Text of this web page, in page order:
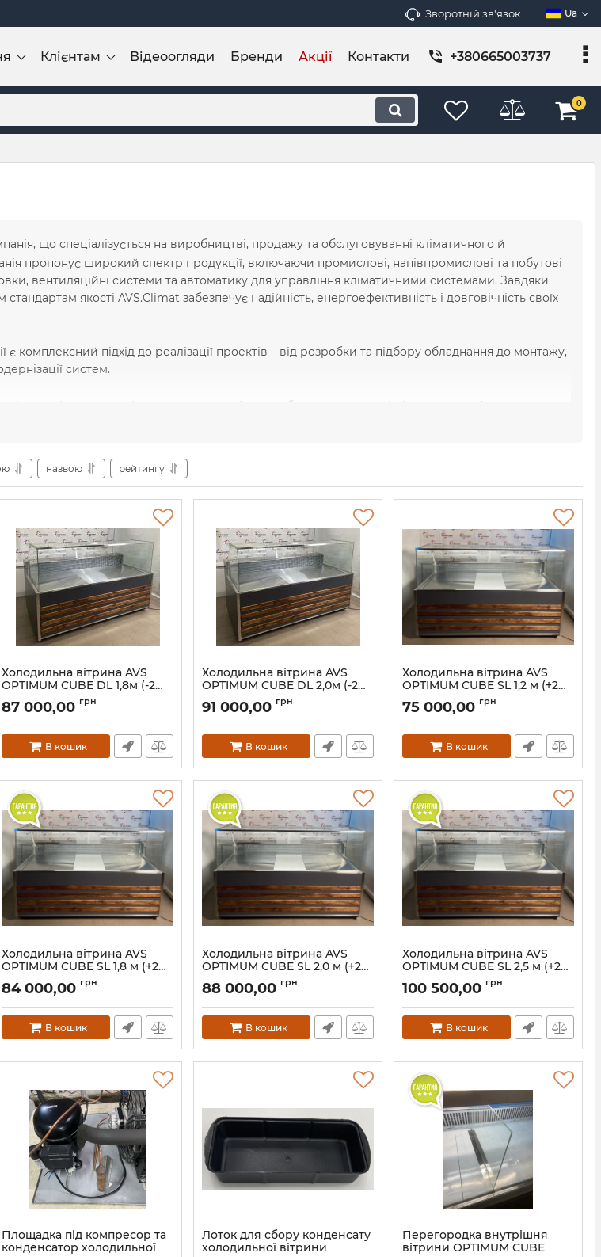
Зворотній зв'язок Ua
Клієнтам Відеоогляди Бренди Акції Контакти +380665003737
0
що спеціалізується на виробництві, продажу та обслуговуванні кліматичного й
пропонує широкий спектр продукції, включаючи промислові, напівпромислові та побутові
вентиляційні системи та автоматику для управління кліматичними системами. Завдяки
якості AVS.Climat забезпечує надійність, енергоефективність і довговічність своїх
є комплексний підхід до реалізації проектів – від розробки та підбору обладнання до монтажу,
систем.
консультації, допомагаючи клієнтам обрати оптимальні рішення для ефективного та
Крім того, компанія активно впроваджує інноваційні технології, що дозволяють значно
отримують високоякісні продукти з гарантією та повноцінним сервісним супроводом.
для бізнесу та побутових потреб. Завдяки поєднанню якості, передових технологій та
є оптимальним вибором для тих, хто цінує комфорт та ефективність.
назвою рейтингу
Холодильна вітрина AVS
OPTIMUM CUBE DL 1,8м (-2…
87 000,00 грн
В кошик
Холодильна вітрина AVS
OPTIMUM CUBE DL 2,0м (-2…
91 000,00 грн
В кошик
Холодильна вітрина AVS
OPTIMUM CUBE SL 1,2 м (+2…
75 000,00 грн
В кошик
Холодильна вітрина AVS
OPTIMUM CUBE SL 1,8 м (+2…
84 000,00 грн
В кошик
Холодильна вітрина AVS
OPTIMUM CUBE SL 2,0 м (+2…
88 000,00 грн
В кошик
Холодильна вітрина AVS
OPTIMUM CUBE SL 2,5 м (+2…
100 500,00 грн
В кошик
Площадка під компресор та
конденсатор холодильної
Лоток для сбору конденсату
холодильної вітрини
Перегородка внутрішня
вітрини OPTIMUM CUBE